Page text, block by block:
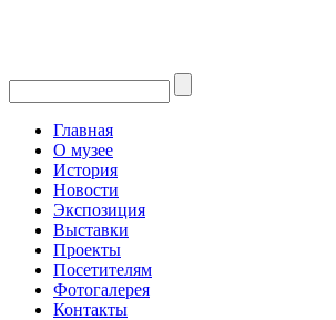
Главная
О музее
История
Новости
Экспозиция
Выставки
Проекты
Посетителям
Фотогалерея
Контакты